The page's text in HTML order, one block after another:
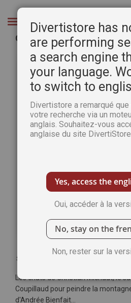
Chercher
Cahier spécial Pastel n°20 -
Passer
galerie
d’images
Soyez le premier à commenter ce produit
Les chats de Christian Michaut, le
Coupillaud pour peindre la
d'Andrée Bienfait…
Divertistore has
are performing
a search engine
your language.
to switch to
Divertistore a remarqué
votre recherche via un
anglais. Souhaitez-vous
anglaise du site
Yes, access the
Oui, accéder à la
No, stay on the
Non, rester sur la